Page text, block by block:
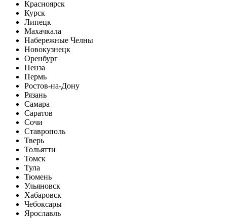
Красноярск
Курск
Липецк
Махачкала
Набережные Челны
Новокузнецк
Оренбург
Пенза
Пермь
Ростов-на-Дону
Рязань
Самара
Саратов
Сочи
Ставрополь
Тверь
Тольятти
Томск
Тула
Тюмень
Ульяновск
Хабаровск
Чебоксары
Ярославль